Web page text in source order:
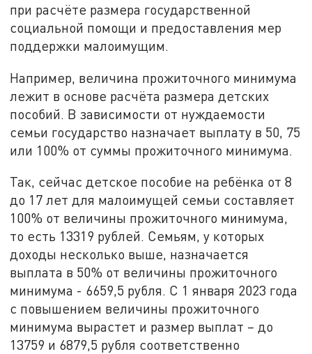
при расчёте размера государственной
социальной помощи и предоставления мер
поддержки малоимущим.
Например, величина прожиточного минимума
лежит в основе расчёта размера детских
пособий. В зависимости от нуждаемости
семьи государство назначает выплату в 50, 75
или 100% от суммы прожиточного минимума.
Так, сейчас детское пособие на ребёнка от 8
до 17 лет для малоимущей семьи составляет
100% от величины прожиточного минимума,
то есть 13319 рублей. Семьям, у которых
доходы несколько выше, назначается
выплата в 50% от величины прожиточного
минимума - 6659,5 рубля. С 1 января 2023 года
с повышением величины прожиточного
минимума вырастет и размер выплат – до
13759 и 6879,5 рубля соответственно